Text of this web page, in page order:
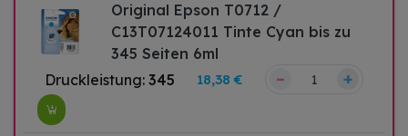
Original Epson T0712 /
C13T07124011 Tinte Cyan bis zu
345 Seiten 6ml
Druckleistung: 345 18,38 € – +